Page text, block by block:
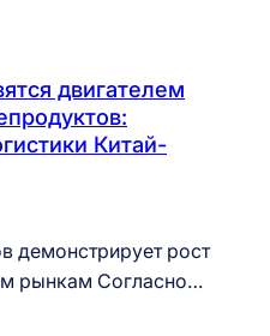
двигателем
Китай-
демонстрирует рост
рынкам Согласно…